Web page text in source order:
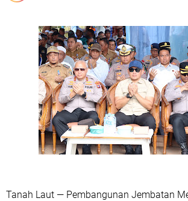
Tanah Laut — Pembangunan Jembatan